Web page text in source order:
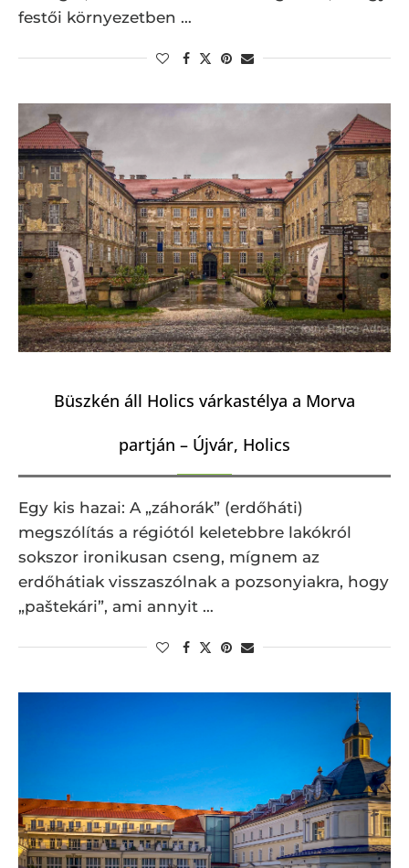
festői környezetben …
Büszkén áll Holics várkastélya a Morva
partján – Újvár, Holics
Egy kis hazai: A „záhorák” (erdőháti)
megszólítás a régiótól keletebbre lakókról
sokszor ironikusan cseng, mígnem az
erdőhátiak visszaszólnak a pozsonyiakra, hogy
„paštekári”, ami annyit …